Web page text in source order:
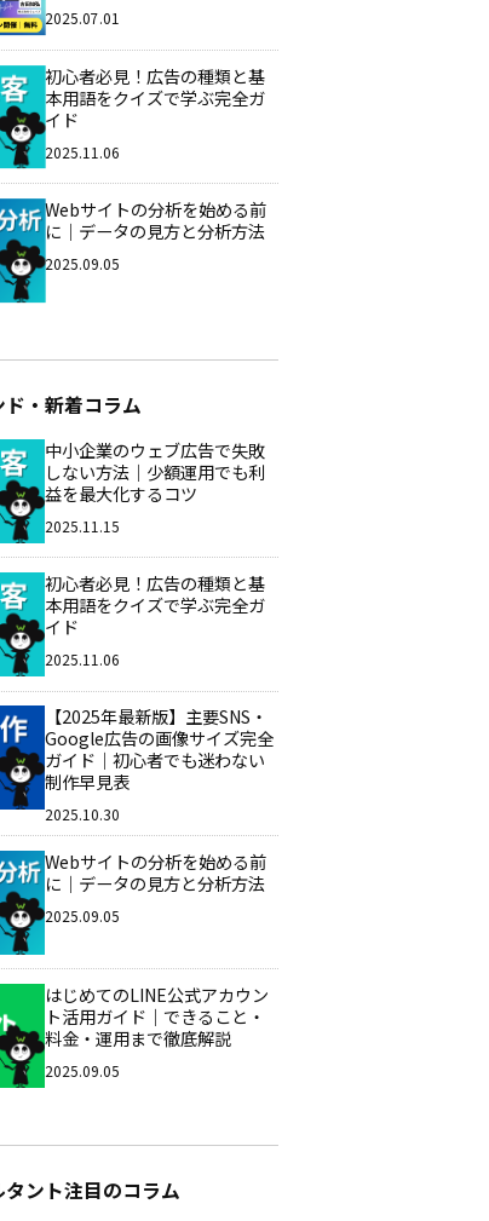
2025.07.01
初心者必見！広告の種類と基
本用語をクイズで学ぶ完全ガ
イド
2025.11.06
Webサイトの分析を始める前
に｜データの見方と分析方法
2025.09.05
・新着コラム
中小企業のウェブ広告で失敗
しない方法｜少額運用でも利
益を最大化するコツ
2025.11.15
初心者必見！広告の種類と基
本用語をクイズで学ぶ完全ガ
イド
2025.11.06
【2025年最新版】主要SNS・
Google広告の画像サイズ完全
ガイド｜初心者でも迷わない
制作早見表
2025.10.30
Webサイトの分析を始める前
に｜データの見方と分析方法
2025.09.05
はじめてのLINE公式アカウン
ト活用ガイド｜できること・
料金・運用まで徹底解説
2025.09.05
ント注目のコラム